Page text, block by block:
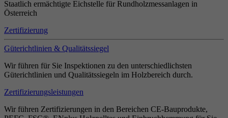
Staatlich ermächtigte Eichstelle für Rundholzmessanlagen in
Österreich
Zertifizierung
Güterichtlinien & Qualitätssiegel
Wir führen für Sie Inspektionen zu den unterschiedlichsten
Güterichtlinien und Qualitätssiegeln im Holzbereich durch.
Zertifizierungsleistungen
Wir führen Zertifizierungen in den Bereichen CE-Bauprodukte,